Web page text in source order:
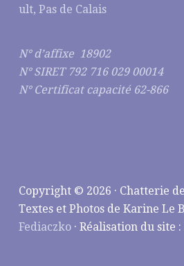
ult, Pas de Calais
N° d’affixe 18902
N° SIRET 792 716 029 00014
N° Certificat capacité 62-866
Copyright © 2026 · Chatterie
Textes et Photos de Karine Le
Fediaczko · Réalisation du site :